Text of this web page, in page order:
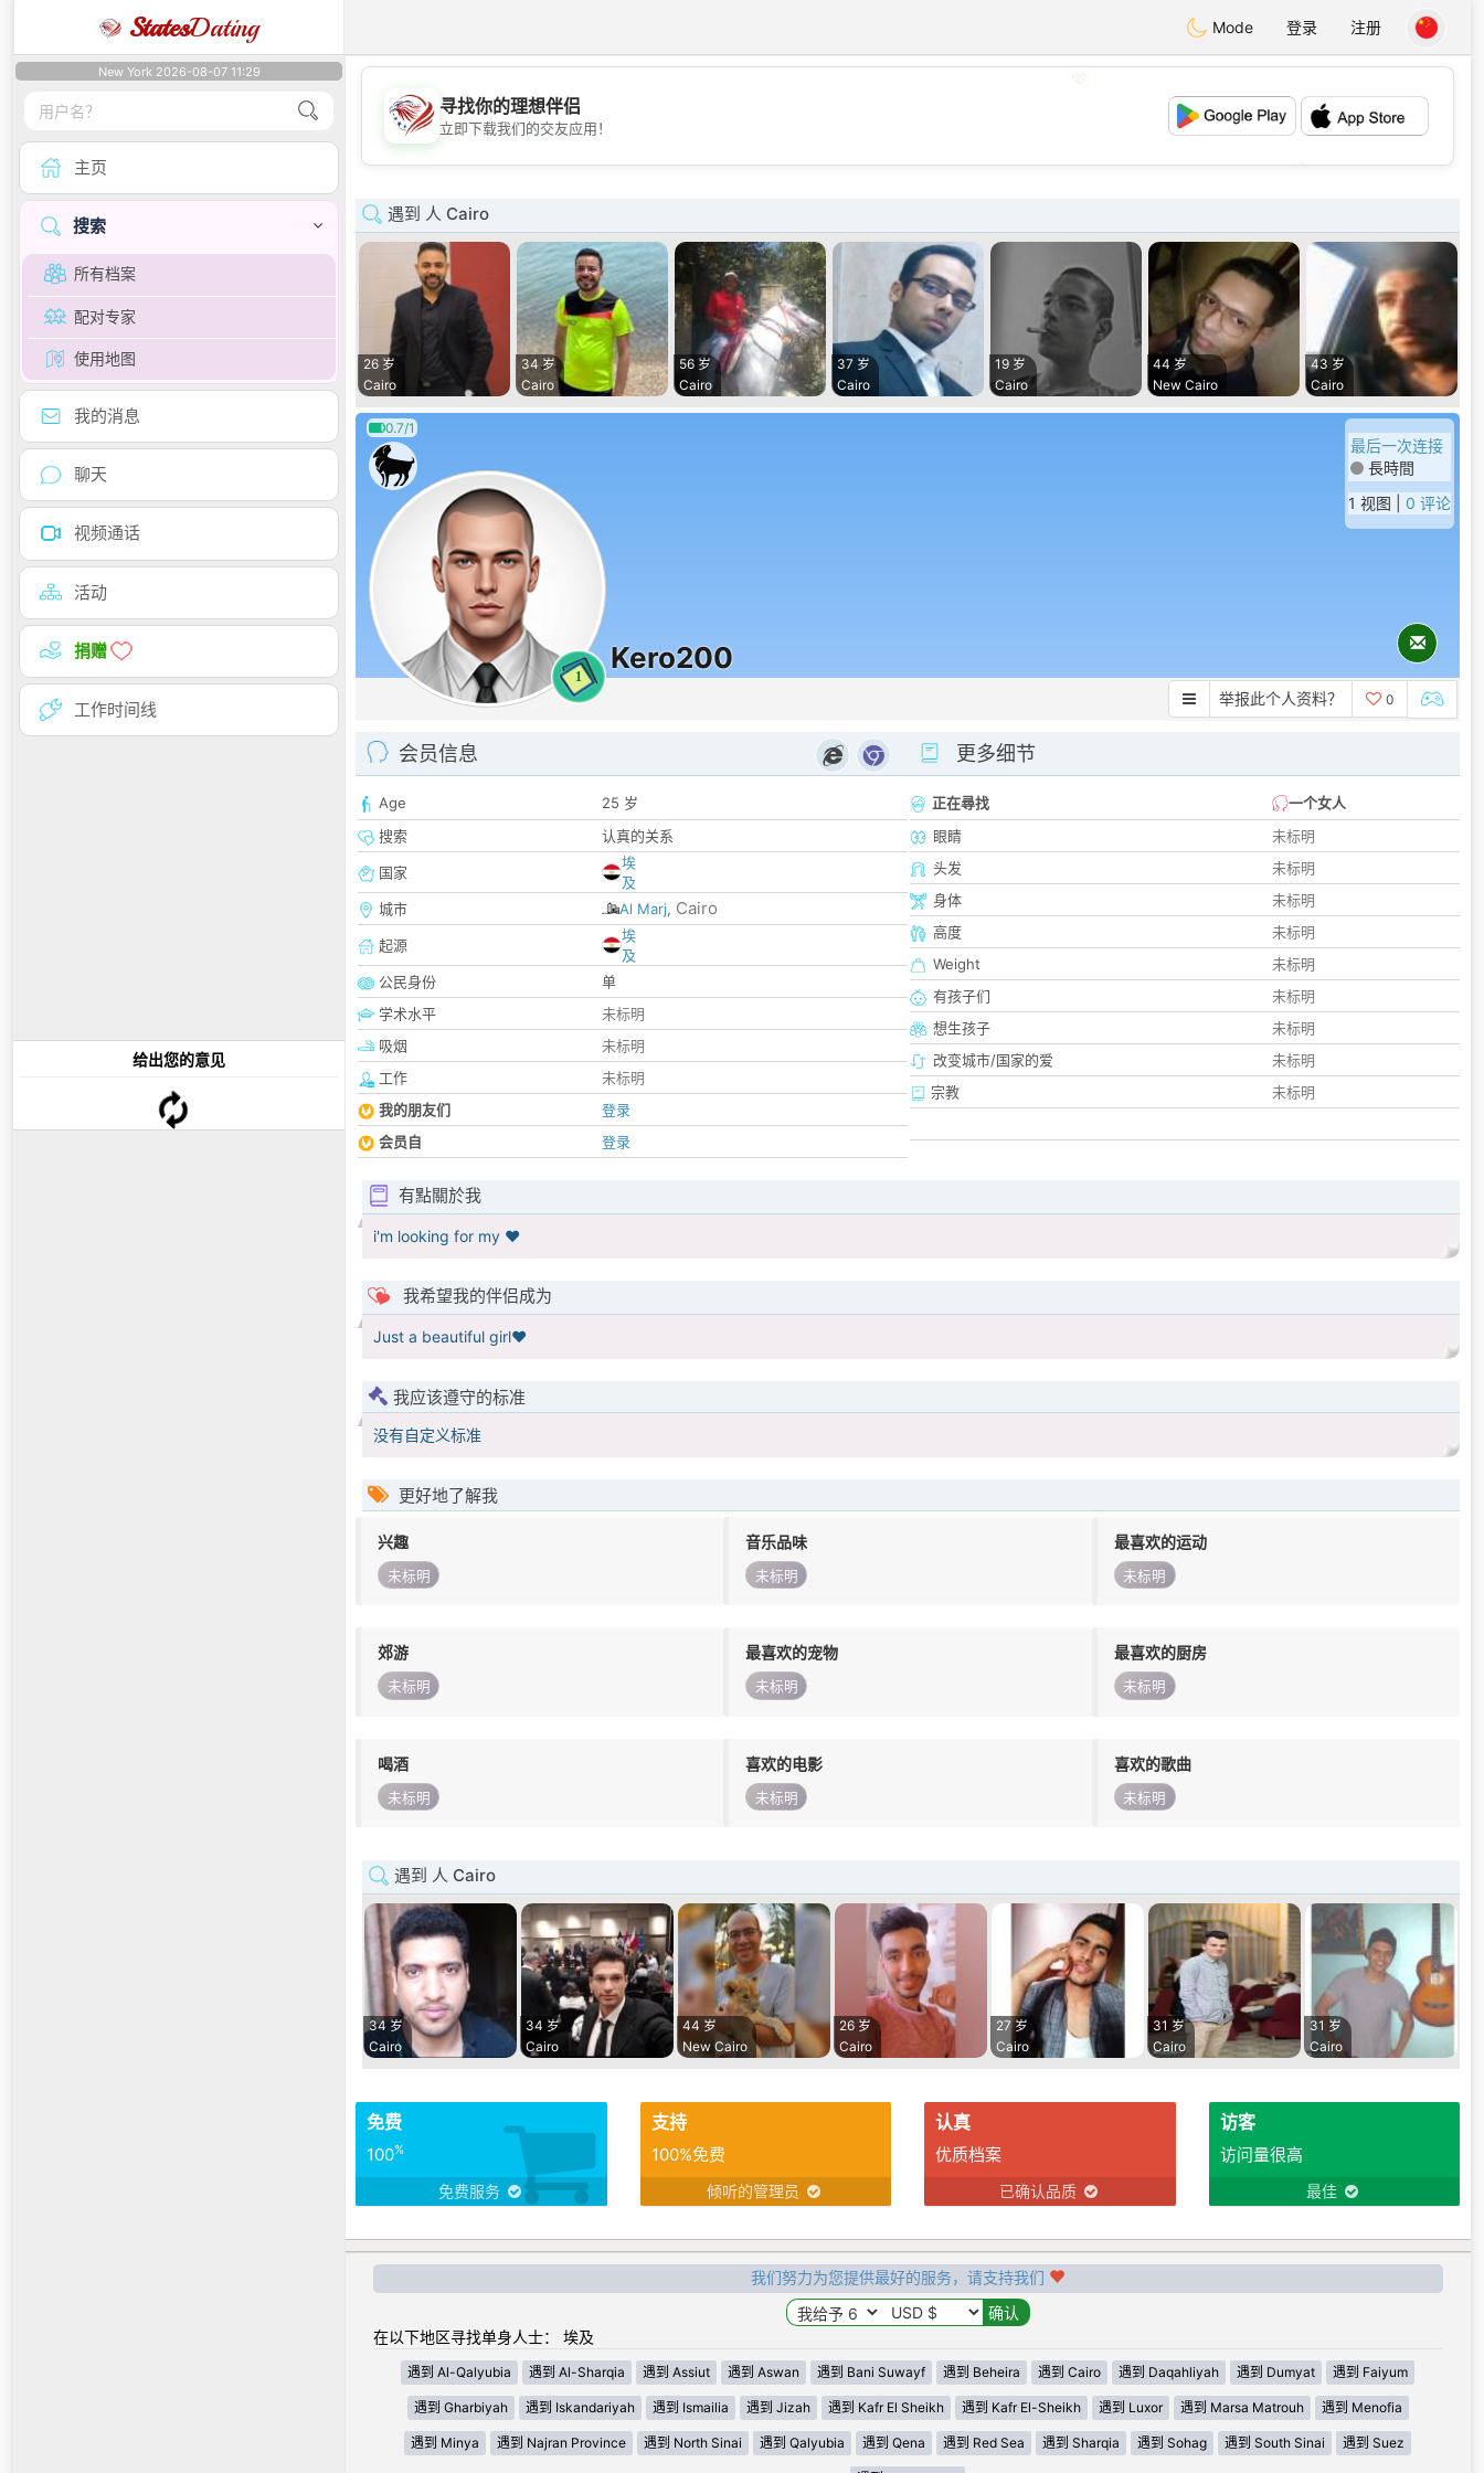
StatesDating Mode 登录 注册
New York 2026-08-07 11:29
主页
搜索
所有档案
配对专家
使用地图
我的消息
聊天
视频通话
活动
捐赠
工作时间线
给出您的意见
💖
💕
寻找你的理想伴侣
立即下载我们的交友应用！
遇到 人 Cairo
26 岁
Cairo
34 岁
Cairo
56 岁
Cairo
37 岁
Cairo
19 岁
Cairo
44 岁
New Cairo
43 岁
Cairo
0.7/1
1
Kero200
最后一次连接
長時間
1 视图 | 0 评论
举报此个人资料？ 0
会员信息
Age
25 岁
搜索
认真的关系
国家
埃
及
城市
Al Marj, Cairo
起源
埃
及
公民身份
单
学术水平
未标明
吸烟
未标明
工作
未标明
我的朋友们
登录
会员自
登录
更多细节
正在尋找
一个女人
眼睛
未标明
头发
未标明
身体
未标明
高度
未标明
Weight
未标明
有孩子们
未标明
想生孩子
未标明
改变城市/国家的爱
未标明
宗教
未标明
有點關於我
i'm looking for my ♥️
我希望我的伴侣成为
Just a beautiful girl♥️
我应该遵守的标准
没有自定义标准
更好地了解我
兴趣
未标明
音乐品味
未标明
最喜欢的运动
未标明
郊游
未标明
最喜欢的宠物
未标明
最喜欢的厨房
未标明
喝酒
未标明
喜欢的电影
未标明
喜欢的歌曲
未标明
遇到 人 Cairo
34 岁
Cairo
34 岁
Cairo
44 岁
New Cairo
26 岁
Cairo
27 岁
Cairo
31 岁
Cairo
31 岁
Cairo
免费
100%
免费服务
支持
100%免费
倾听的管理员
认真
优质档案
已确认品质
访客
访问量很高
最佳
我们努力为您提供最好的服务，请支持我们
在以下地区寻找单身人士： 埃及
遇到 Al-Qalyubia 遇到 Al-Sharqia 遇到 Assiut 遇到 Aswan 遇到 Bani Suwayf 遇到 Beheira 遇到 Cairo 遇到 Daqahliyah 遇到 Dumyat 遇到 Faiyum
遇到 Gharbiyah 遇到 Iskandariyah 遇到 Ismailia 遇到 Jizah 遇到 Kafr El Sheikh 遇到 Kafr El-Sheikh 遇到 Luxor 遇到 Marsa Matrouh 遇到 Menofia
遇到 Minya 遇到 Najran Province 遇到 North Sinai 遇到 Qalyubia 遇到 Qena 遇到 Red Sea 遇到 Sharqia 遇到 Sohag 遇到 South Sinai 遇到 Suez